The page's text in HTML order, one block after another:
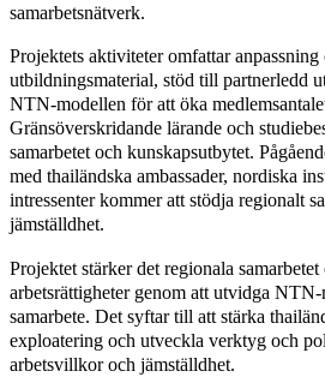
samarbetsnätverk.
Projektets aktiviteter omfattar
utbildningsmaterial, stöd till partnerledd
NTN-modellen för att öka
Gränsöverskridande lärande och
samarbetet och kunskapsutbytet.
med thailändska ambassader, nordiska
intressenter kommer att stödja regionalt
jämställdhet.
Projektet stärker det regionala
arbetsrättigheter genom att utvidga
samarbete. Det syftar till att stärka
exploatering och utveckla verktyg och
arbetsvillkor och jämställdhet.